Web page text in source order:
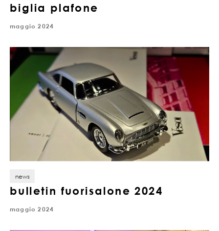
biglia plafone
maggio 2024
news
bulletin fuorisalone 2024
maggio 2024